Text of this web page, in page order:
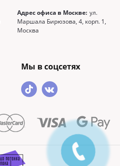
Адрес офиса в Москве: ул.
Маршала Бирюзова, 4, корп. 1,
Москва
Мы в соцсетях